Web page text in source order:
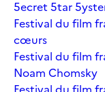
5ecret 5tar
Festival du film
cœurs
Festival du film
Noam Chomsky